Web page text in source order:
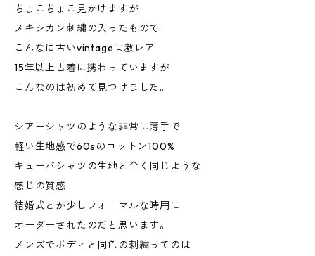
ちょこちょこ見かけますが
メキシカン刺繍の入ったもので
こんなに古いvintageは激レア
15年以上古着に携わっていますが
こんなのは初めて見つけました。
シアーシャツのような非常に薄手で
軽い生地感で60sのコットン100%
キューバシャツの生地と全く同じような
感じの質感
結婚式とか少しフォーマルな時用に
オーダーされたのだと思います。
メンズでボディと同色の刺繍ってのは